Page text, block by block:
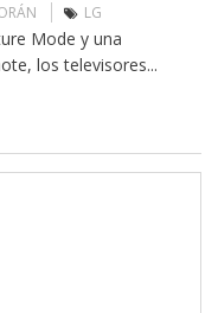
LG
Mode y una
los televisores...